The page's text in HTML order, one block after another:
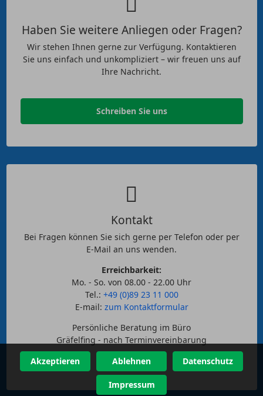
Haben Sie weitere Anliegen oder Fragen?
Wir stehen Ihnen gerne zur Verfügung. Kontaktieren
Sie uns einfach und unkompliziert – wir freuen uns auf
Ihre Nachricht.
Schreiben Sie uns
Kontakt
Bei Fragen können Sie sich gerne per Telefon oder per
E-Mail an uns wenden.
Erreichbarkeit:
Mo. - So. von 08.00 - 22.00 Uhr
Tel.: +49 (0)89 23 11 000
E-mail: zum Kontaktformular
Persönliche Beratung im Büro
Gräfelfing - nach Terminvereinbarung
Akzeptieren Ablehnen Datenschutz
Impressum